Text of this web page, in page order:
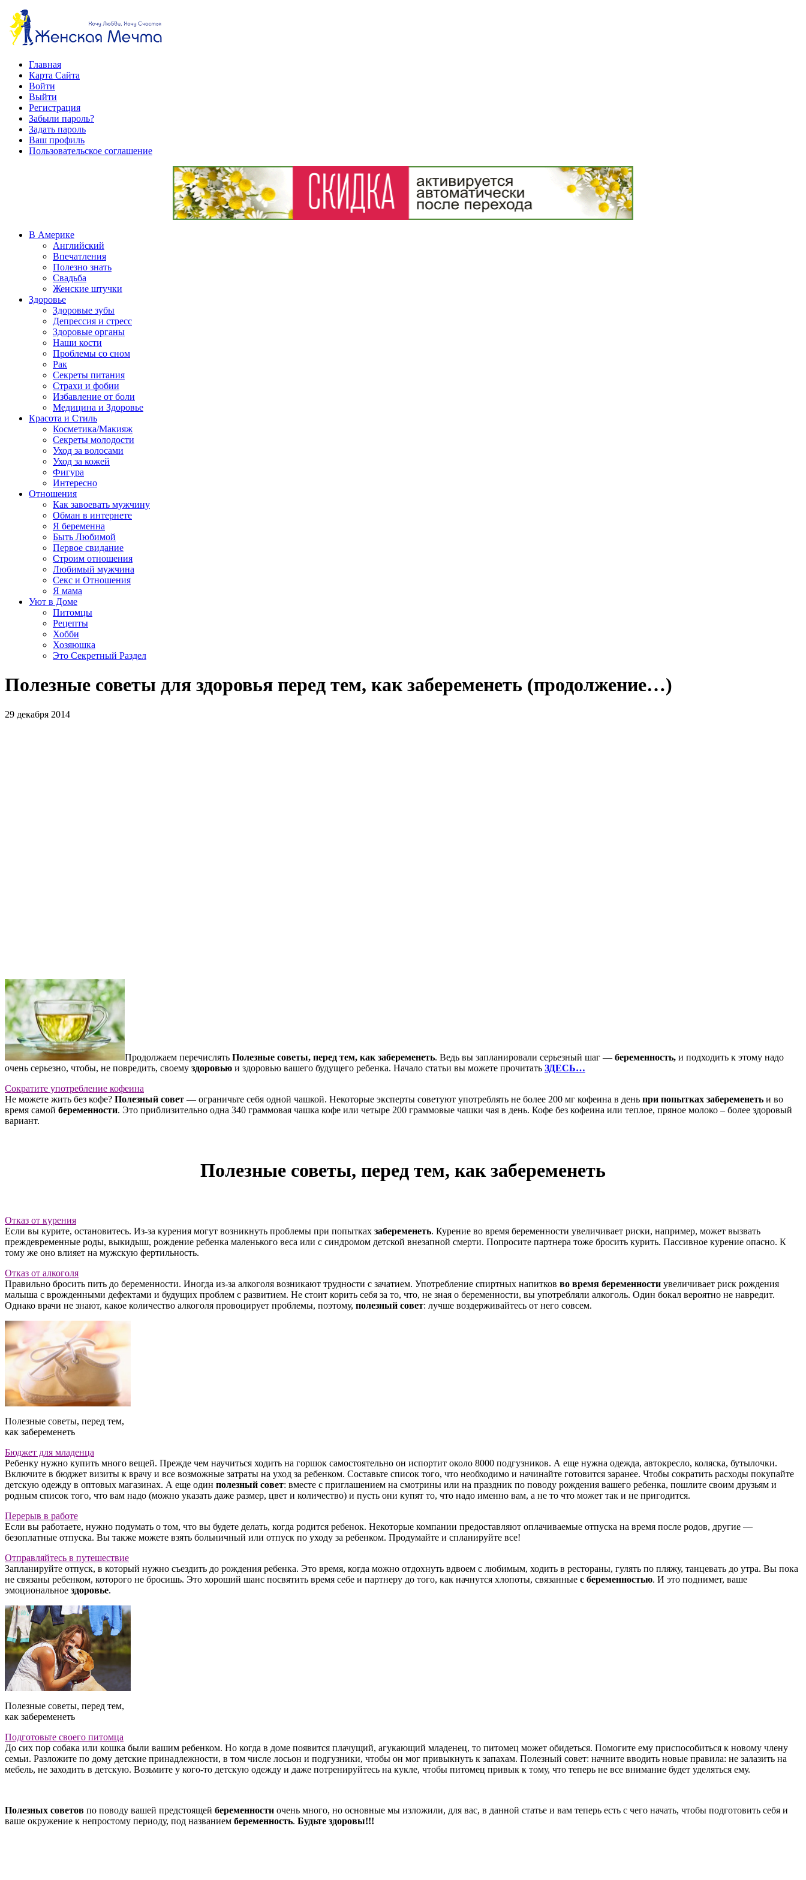
Главная
Карта Сайта
Войти
Выйти
Регистрация
Забыли пароль?
Задать пароль
Ваш профиль
Пользовательское соглашение
В Америке
Английский
Впечатления
Полезно знать
Свадьба
Женские штучки
Здоровье
Здоровые зубы
Депрессия и стресс
Здоровые органы
Наши кости
Проблемы со сном
Рак
Секреты питания
Страхи и фобии
Избавление от боли
Медицина и Здоровье
Красота и Стиль
Косметика/Макияж
Секреты молодости
Уход за волосами
Уход за кожей
Фигура
Интересно
Отношения
Как завоевать мужчину
Обман в интернете
Я беременна
Быть Любимой
Первое свидание
Строим отношения
Любимый мужчина
Секс и Отношения
Я мама
Уют в Доме
Питомцы
Рецепты
Хобби
Хозяюшка
Это Секретный Раздел
Полезные советы для здоровья перед тем, как забеременеть (продолжение…)
29 декабря 2014
Продолжаем перечислять Полезные советы, перед тем, как забеременеть. Ведь вы запланировали серьезный шаг — беременность, и подходить к этому надо
очень серьезно, чтобы, не повредить, своему здоровью и здоровью вашего будущего ребенка. Начало статьи вы можете прочитать ЗДЕСЬ…
Сократите употребление кофеина
Не можете жить без кофе? Полезный совет — ограничьте себя одной чашкой. Некоторые эксперты советуют употреблять не более 200 мг кофеина в день при попытках забеременеть и во
время самой беременности. Это приблизительно одна 340 граммовая чашка кофе или четыре 200 граммовые чашки чая в день. Кофе без кофеина или теплое, пряное молоко – более здоровый
вариант.
Полезные советы, перед тем, как забеременеть
Отказ от курения
Если вы курите, остановитесь. Из-за курения могут возникнуть проблемы при попытках забеременеть. Курение во время беременности увеличивает риски, например, может вызвать
преждевременные роды, выкидыш, рождение ребенка маленького веса или с синдромом детской внезапной смерти. Попросите партнера тоже бросить курить. Пассивное курение опасно. К
тому же оно влияет на мужскую фертильность.
Отказ от алкоголя
Правильно бросить пить до беременности. Иногда из-за алкоголя возникают трудности с зачатием. Употребление спиртных напитков во время беременности увеличивает риск рождения
малыша с врожденными дефектами и будущих проблем с развитием. Не стоит корить себя за то, что, не зная о беременности, вы употребляли алкоголь. Один бокал вероятно не навредит.
Однако врачи не знают, какое количество алкоголя провоцирует проблемы, поэтому, полезный совет: лучше воздерживайтесь от него совсем.
Полезные советы, перед тем,
как забеременеть
Бюджет для младенца
Ребенку нужно купить много вещей. Прежде чем научиться ходить на горшок самостоятельно он испортит около 8000 подгузников. А еще нужна одежда, автокресло, коляска, бутылочки.
Включите в бюджет визиты к врачу и все возможные затраты на уход за ребенком. Составьте список того, что необходимо и начинайте готовится заранее. Чтобы сократить расходы покупайте
детскую одежду в оптовых магазинах. А еще один полезный совет: вместе с приглашением на смотрины или на праздник по поводу рождения вашего ребенка, пошлите своим друзьям и
родным список того, что вам надо (можно указать даже размер, цвет и количество) и пусть они купят то, что надо именно вам, а не то что может так и не пригодится.
Перерыв в работе
Если вы работаете, нужно подумать о том, что вы будете делать, когда родится ребенок. Некоторые компании предоставляют оплачиваемые отпуска на время после родов, другие —
безоплатные отпуска. Вы также можете взять больничный или отпуск по уходу за ребенком. Продумайте и спланируйте все!
Отправляйтесь в путешествие
Запланируйте отпуск, в который нужно съездить до рождения ребенка. Это время, когда можно отдохнуть вдвоем с любимым, ходить в рестораны, гулять по пляжу, танцевать до утра. Вы пока
не связаны ребенком, которого не бросишь. Это хороший шанс посвятить время себе и партнеру до того, как начнутся хлопоты, связанные с беременностью. И это поднимет, ваше
эмоциональное здоровье.
Полезные советы, перед тем,
как забеременеть
Подготовьте своего питомца
До сих пор собака или кошка были вашим ребенком. Но когда в доме появится плачущий, агукающий младенец, то питомец может обидеться. Помогите ему приспособиться к новому члену
семьи. Разложите по дому детские принадлежности, в том числе лосьон и подгузники, чтобы он мог привыкнуть к запахам. Полезный совет: начните вводить новые правила: не залазить на
мебель, не заходить в детскую. Возьмите у кого-то детскую одежду и даже потренируйтесь на кукле, чтобы питомец привык к тому, что теперь не все внимание будет уделяться ему.
Полезных советов по поводу вашей предстоящей беременности очень много, но основные мы изложили, для вас, в данной статье и вам теперь есть с чего начать, чтобы подготовить себя и
ваше окружение к непростому периоду, под названием беременность. Будьте здоровы!!!